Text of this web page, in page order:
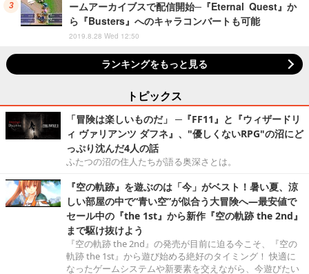
ームアーカイブスで配信開始─『Eternal Quest』か
ら『Busters』へのキャラコンバートも可能
2019.8.28 Wed 12:50
ランキングをもっと見る
トピックス
「冒険は楽しいものだ」 ─『FF11』と『ウィザードリ
ィ ヴァリアンツ ダフネ』、"優しくないRPG"の沼にど
っぷり沈んだ4人の話
ふたつの沼の住人たちが語る奥深さとは。
『空の軌跡』を遊ぶのは「今」がベスト！暑い夏、涼
しい部屋の中で“青い空”が似合う大冒険へ―最安値で
セール中の『the 1st』から新作『空の軌跡 the 2nd』
まで駆け抜けよう
『空の軌跡 the 2nd』の発売が目前に迫る今こそ、『空の
軌跡 the 1st』から遊び始める絶好のタイミング！ 快適に
なったゲームシステムや新要素を交えながら、今遊びたい